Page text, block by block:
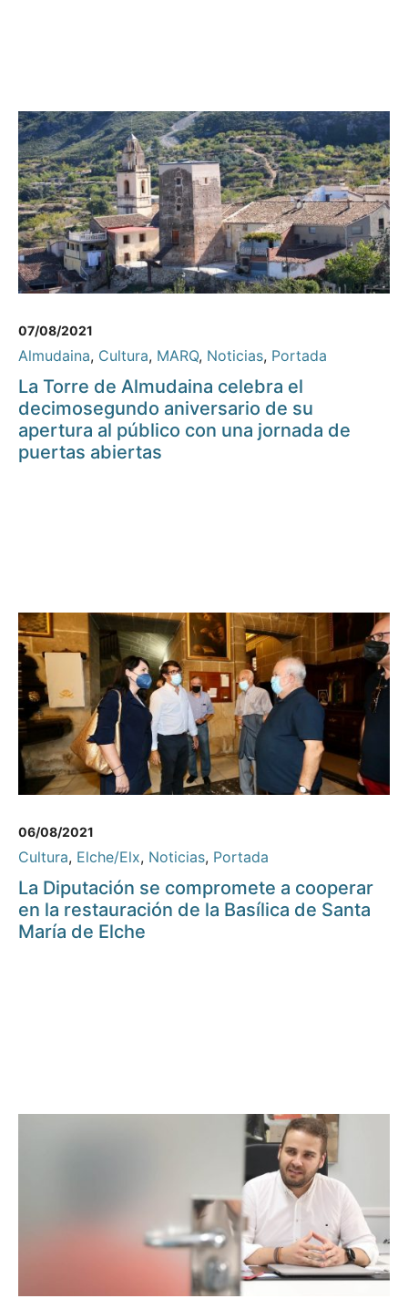
07/08/2021
Almudaina, Cultura, MARQ, Noticias, Portada
La Torre de Almudaina celebra el
decimosegundo aniversario de su
apertura al público con una jornada de
puertas abiertas
06/08/2021
Cultura, Elche/Elx, Noticias, Portada
La Diputación se compromete a cooperar
en la restauración de la Basílica de Santa
María de Elche